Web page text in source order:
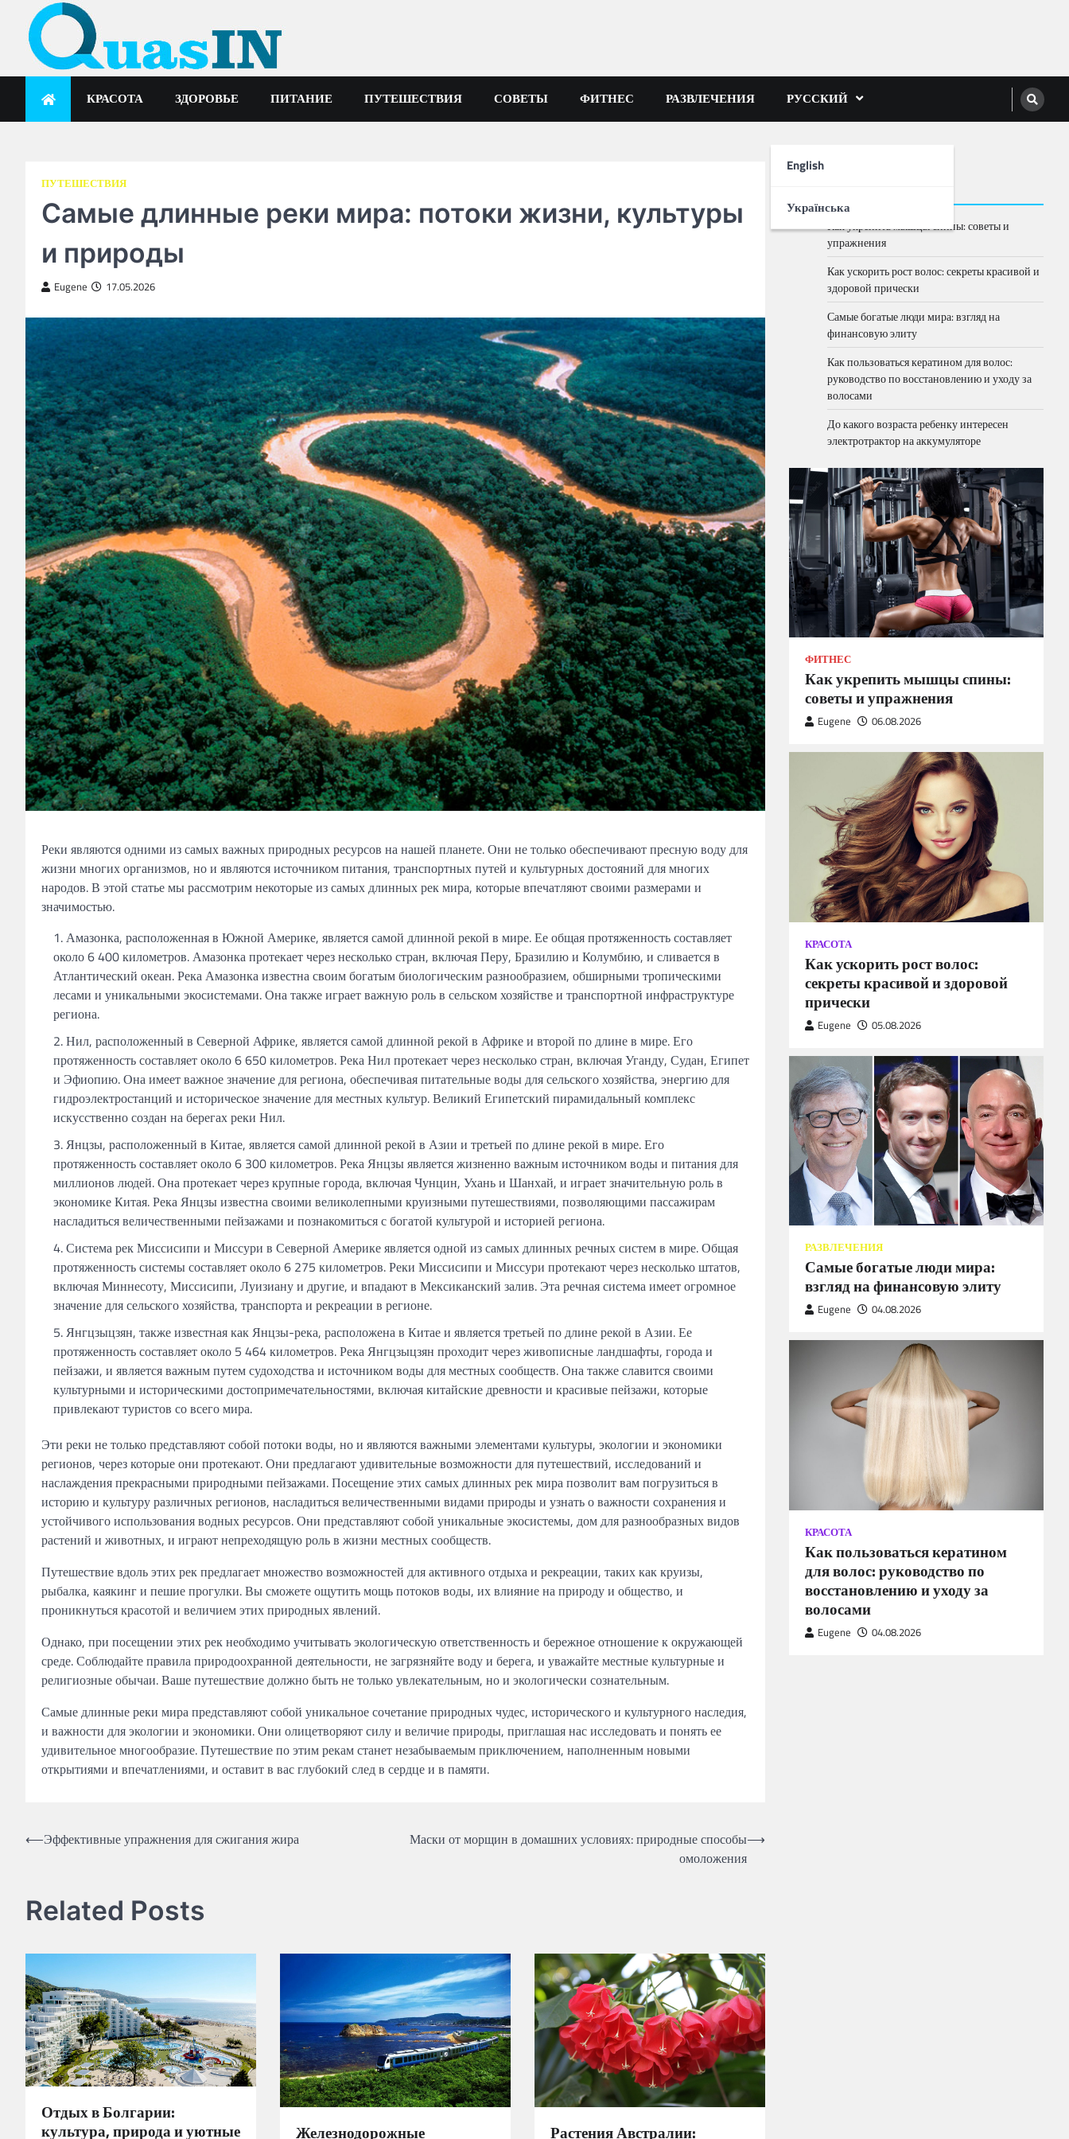
content
quasin.com
КРАСОТА ЗДОРОВЬЕ ПИТАНИЕ ПУТЕШЕСТВИЯ СОВЕТЫ ФИТНЕС РАЗВЛЕЧЕНИЯ РУССКИЙ
English
Українська
ПУТЕШЕСТВИЯ
Самые длинные реки мира: потоки жизни, культуры
и природы
Eugene 17.05.2026
Реки являются одними из самых важных природных ресурсов на нашей планете. Они не только обеспечивают пресную воду для
жизни многих организмов, но и являются источником питания, транспортных путей и культурных достояний для многих
народов. В этой статье мы рассмотрим некоторые из самых длинных рек мира, которые впечатляют своими размерами и
значимостью.
Амазонка, расположенная в Южной Америке, является самой длинной рекой в мире. Ее общая протяженность составляет
около 6 400 километров. Амазонка протекает через несколько стран, включая Перу, Бразилию и Колумбию, и сливается в
Атлантический океан. Река Амазонка известна своим богатым биологическим разнообразием, обширными тропическими
лесами и уникальными экосистемами. Она также играет важную роль в сельском хозяйстве и транспортной инфраструктуре
региона.
Нил, расположенный в Северной Африке, является самой длинной рекой в Африке и второй по длине в мире. Его
протяженность составляет около 6 650 километров. Река Нил протекает через несколько стран, включая Уганду, Судан, Египет
и Эфиопию. Она имеет важное значение для региона, обеспечивая питательные воды для сельского хозяйства, энергию для
гидроэлектростанций и историческое значение для местных культур. Великий Египетский пирамидальный комплекс
искусственно создан на берегах реки Нил.
Янцзы, расположенный в Китае, является самой длинной рекой в Азии и третьей по длине рекой в мире. Его
протяженность составляет около 6 300 километров. Река Янцзы является жизненно важным источником воды и питания для
миллионов людей. Она протекает через крупные города, включая Чунцин, Ухань и Шанхай, и играет значительную роль в
экономике Китая. Река Янцзы известна своими великолепными круизными путешествиями, позволяющими пассажирам
насладиться величественными пейзажами и познакомиться с богатой культурой и историей региона.
Система рек Миссисипи и Миссури в Северной Америке является одной из самых длинных речных систем в мире. Общая
протяженность системы составляет около 6 275 километров. Реки Миссисипи и Миссури протекают через несколько штатов,
включая Миннесоту, Миссисипи, Луизиану и другие, и впадают в Мексиканский залив. Эта речная система имеет огромное
значение для сельского хозяйства, транспорта и рекреации в регионе.
Янгцзыцзян, также известная как Янцзы-река, расположена в Китае и является третьей по длине рекой в Азии. Ее
протяженность составляет около 5 464 километров. Река Янгцзыцзян проходит через живописные ландшафты, города и
пейзажи, и является важным путем судоходства и источником воды для местных сообществ. Она также славится своими
культурными и историческими достопримечательностями, включая китайские древности и красивые пейзажи, которые
привлекают туристов со всего мира.
Эти реки не только представляют собой потоки воды, но и являются важными элементами культуры, экологии и экономики
регионов, через которые они протекают. Они предлагают удивительные возможности для путешествий, исследований и
наслаждения прекрасными природными пейзажами. Посещение этих самых длинных рек мира позволит вам погрузиться в
историю и культуру различных регионов, насладиться величественными видами природы и узнать о важности сохранения и
устойчивого использования водных ресурсов. Они представляют собой уникальные экосистемы, дом для разнообразных видов
растений и животных, и играют непреходящую роль в жизни местных сообществ.
Путешествие вдоль этих рек предлагает множество возможностей для активного отдыха и рекреации, таких как круизы,
рыбалка, каякинг и пешие прогулки. Вы сможете ощутить мощь потоков воды, их влияние на природу и общество, и
проникнуться красотой и величием этих природных явлений.
Однако, при посещении этих рек необходимо учитывать экологическую ответственность и бережное отношение к окружающей
среде. Соблюдайте правила природоохранной деятельности, не загрязняйте воду и берега, и уважайте местные культурные и
религиозные обычаи. Ваше путешествие должно быть не только увлекательным, но и экологически сознательным.
Самые длинные реки мира представляют собой уникальное сочетание природных чудес, исторического и культурного наследия,
и важности для экологии и экономики. Они олицетворяют силу и величие природы, приглашая нас исследовать и понять ее
удивительное многообразие. Путешествие по этим рекам станет незабываемым приключением, наполненным новыми
открытиями и впечатлениями, и оставит в вас глубокий след в сердце и в памяти.
Навигация
⟵Эффективные упражнения для сжигания жира
Маски от морщин в домашних условиях: природные способы
омоложения
⟶
Related Posts
Отдых в Болгарии:
культура, природа и уютные
Железнодорожные Растения Австралии:
Как укрепить мышцы спины: советы и
упражнения
Как ускорить рост волос: секреты красивой и
здоровой прически
Самые богатые люди мира: взгляд на
финансовую элиту
Как пользоваться кератином для волос:
руководство по восстановлению и уходу за
волосами
До какого возраста ребенку интересен
электротрактор на аккумуляторе
ФИТНЕС
Как укрепить мышцы спины:
советы и упражнения
Eugene 06.08.2026
КРАСОТА
Как ускорить рост волос:
секреты красивой и здоровой
прически
Eugene 05.08.2026
РАЗВЛЕЧЕНИЯ
Самые богатые люди мира:
взгляд на финансовую элиту
Eugene 04.08.2026
КРАСОТА
Как пользоваться кератином
для волос: руководство по
восстановлению и уходу за
волосами
Eugene 04.08.2026